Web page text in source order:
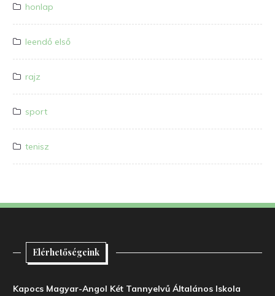
honlap
leendő első
rajz
sport
tenisz
Elérhetőségeink
Kapocs Magyar-Angol Két Tannyelvű Általános Iskola